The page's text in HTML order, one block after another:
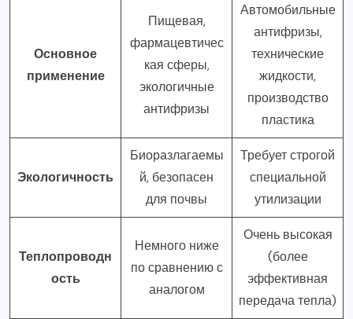
Основное
применение
Пищевая,
фармацевтичес
кая сферы,
экологичные
антифризы
Автомобильные
антифризы,
технические
жидкости,
производство
пластика
Экологичность
Биоразлагаемы
й, безопасен
для почвы
Требует строгой
специальной
утилизации
Теплопроводн
ость
Немного ниже
по сравнению с
аналогом
Очень высокая
(более
эффективная
передача тепла)